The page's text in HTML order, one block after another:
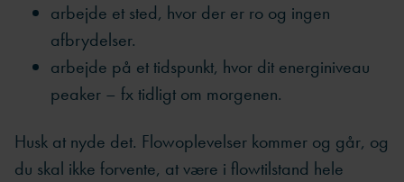
arbejde et sted, hvor der er ro og ingen
afbrydelser.
arbejde på et tidspunkt, hvor dit energiniveau
peaker – fx tidligt om morgenen.
Husk at nyde det. Flowoplevelser kommer og går, og
du skal ikke forvente, at være i flowtilstand hele